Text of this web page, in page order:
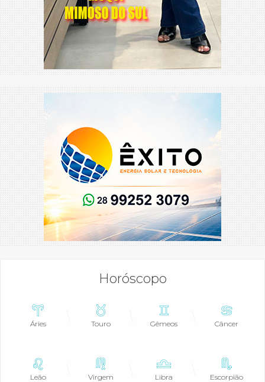
Horóscopo
Áries Touro Gêmeos Câncer
Leão Virgem Libra Escorpião